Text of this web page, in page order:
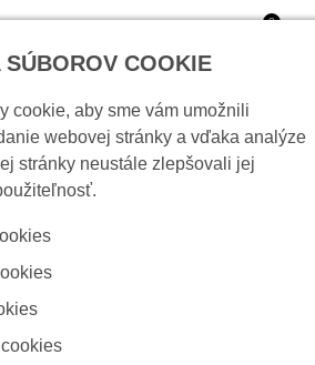
0
(4G) W/C Centrálny ovládací panel
SÚBOROV COOKIE
cookie, aby sme vám umožnili
webovej stránky a vďaka analýze
stránky neustále zlepšovali jej